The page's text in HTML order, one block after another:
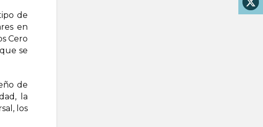
de
en
Cero
se
de
la
los